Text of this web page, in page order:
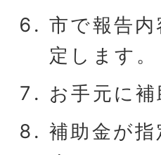
市で報告
定します。
お手元に
補助金が